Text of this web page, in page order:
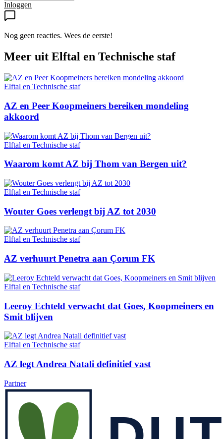
Inloggen
Nog geen reacties. Wees de eerste!
Meer uit Elftal en Technische staf
Elftal en Technische staf
AZ en Peer Koopmeiners bereiken mondeling
akkoord
Elftal en Technische staf
Waarom komt AZ bij Thom van Bergen uit?
Elftal en Technische staf
Wouter Goes verlengt bij AZ tot 2030
Elftal en Technische staf
AZ verhuurt Penetra aan Çorum FK
Elftal en Technische staf
Leeroy Echteld verwacht dat Goes, Koopmeiners en
Smit blijven
Elftal en Technische staf
AZ legt Andrea Natali definitief vast
Partner